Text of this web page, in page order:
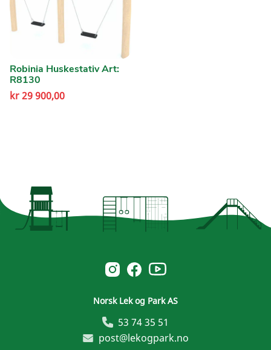
Robinia Huskestativ Art:
R8130
kr29 900,00
Norsk Leg & Park instagram
Norsk Leg & Park facebook
Norsk Leg & Park youtube
Norsk Lek og Park AS
53 74 35 51
post@lekogpark.no